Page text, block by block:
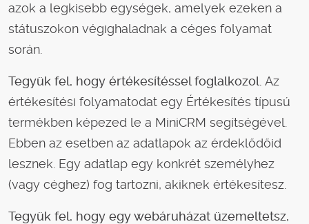
azok a legkisebb egységek, amelyek ezeken a
státuszokon végighaladnak a céges folyamat
során.
Tegyük fel, hogy értékesítéssel foglalkozol. Az
értékesítési folyamatodat egy Értékesítés típusú
termékben képezed le a MiniCRM segítségével.
Ebben az esetben az adatlapok az érdeklődőid
lesznek. Egy adatlap egy konkrét személyhez
(vagy céghez) fog tartozni, akiknek értékesítesz.
Tegyük fel, hogy egy webáruházat üzemeltetsz,